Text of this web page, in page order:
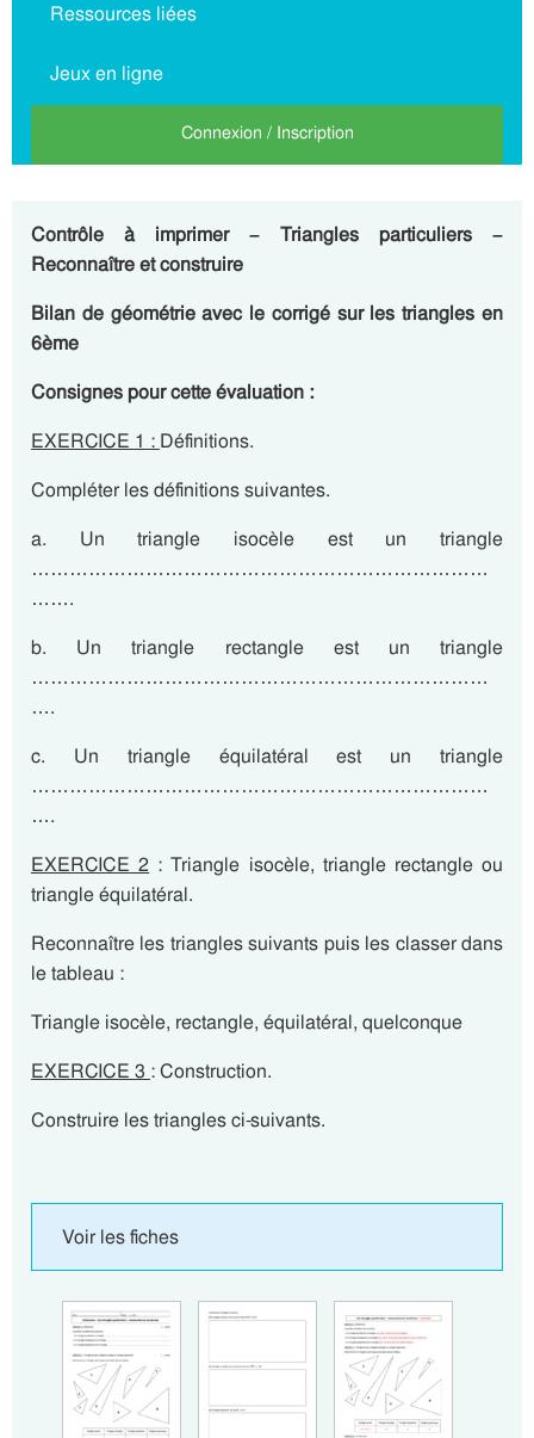
Ressources liées
Jeux en ligne
Connexion / Inscription
Contrôle à imprimer – Triangles particuliers –
Reconnaître et construire
Bilan de géométrie avec le corrigé sur les triangles en
6ème
Consignes pour cette évaluation :
EXERCICE 1 : Définitions.
Compléter les définitions suivantes.
a. Un triangle isocèle est un triangle
………………………………………………………………
…….
b. Un triangle rectangle est un triangle
………………………………………………………………
….
c. Un triangle équilatéral est un triangle
………………………………………………………………
….
EXERCICE 2 : Triangle isocèle, triangle rectangle ou
triangle équilatéral.
Reconnaître les triangles suivants puis les classer dans
le tableau :
Triangle isocèle, rectangle, équilatéral, quelconque
EXERCICE 3 : Construction.
Construire les triangles ci-suivants.
Voir les fiches